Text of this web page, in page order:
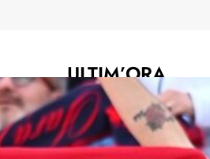
ULTIM’ORA
Scontri tra
spranghe
del Trofeo Spagnolo